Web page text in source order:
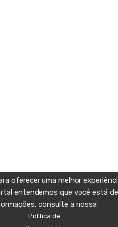
oferecer uma melhor
entendemos que você está
consulte a nossa
Política de